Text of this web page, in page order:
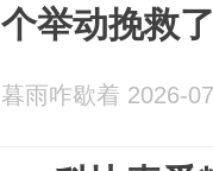
个举动挽救
暮雨咋歇着 2026-